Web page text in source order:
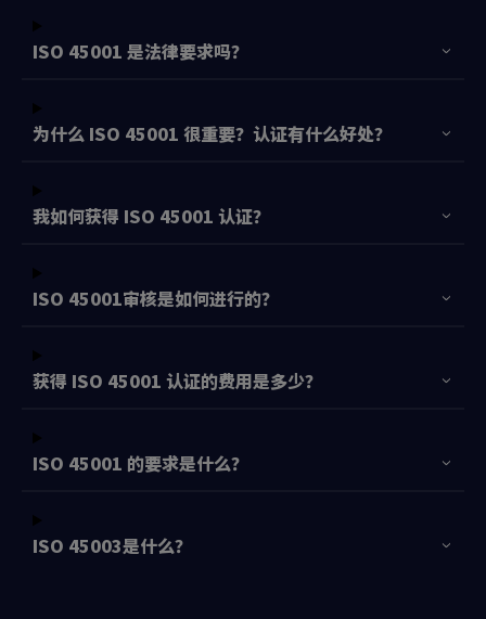
ISO 45001 是法律要求吗？
为什么 ISO 45001 很重要？认证有什么好处？
我如何获得 ISO 45001 认证？
ISO 45001审核是如何进行的？
获得 ISO 45001 认证的费用是多少？
ISO 45001 的要求是什么？
ISO 45003是什么？